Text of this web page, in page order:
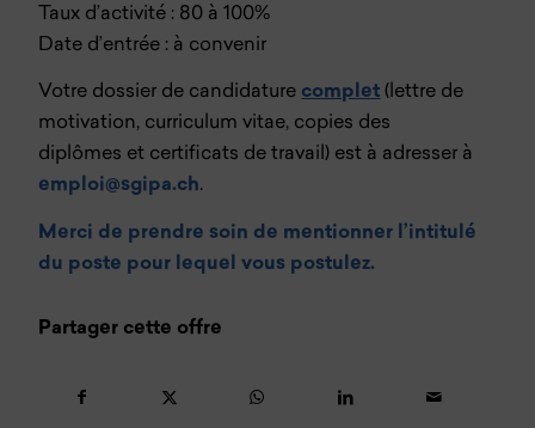
Taux d’activité : 80 à 100%
Date d’entrée : à convenir
Votre dossier de candidature complet (lettre de
motivation, curriculum vitae, copies des
diplômes et certificats de travail) est à adresser à
emploi@sgipa.ch.
Merci de prendre soin de mentionner l’intitulé
du poste pour lequel vous postulez.
Partager cette offre